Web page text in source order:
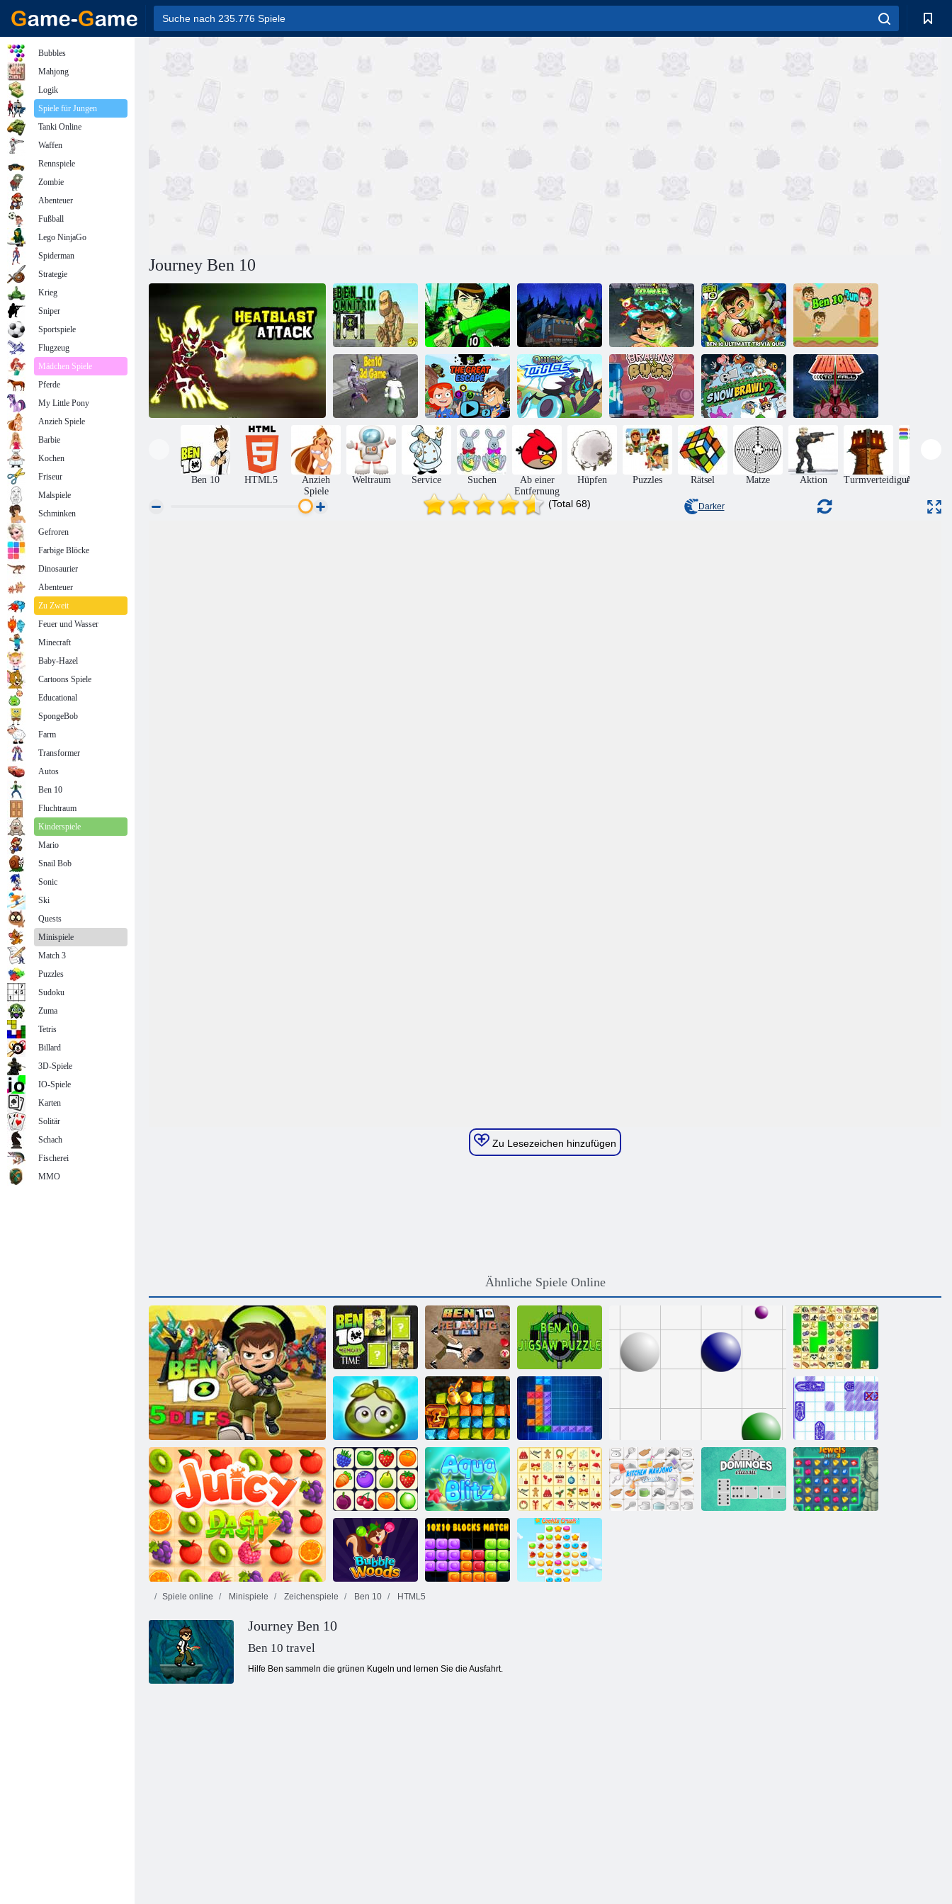
Journey Ben 10
Ben 10 Omnitrix
Ben 10 Hidden
Stars-
Herausforderung
Ben 10
Alienfänger
Ben 10 für
immer Turm
Ben 10
Ultimatives
Trivia-Quiz
Ben 10 Lauf
Ben 10 3D-Spiel
Ben 10 Die
große Flucht
Ben 10: Schnelle
Spur
Ben 10: Gehirne
gegen Käfer
Schneeschlacht
2
Ben 10 Zu groß
zum Fallen
Ben 10 HTML5
Anzieh
Spiele
Weltraum Service Suchen
Ab einer
Entfernung
Hüpfen Puzzles Rätsel Matze Aktion TurmverteidigungArkanoid
(Total 68) Darker
Zu Lesezeichen hinzufügen
Ähnliche Spiele Online
Ben 10 5 Diffs
Ben 10
Erinnerungszeit
Ben 10
Entspannend
Ben10-Puzzle Kris Mahjong
Abenteuer
saftigen Beeren
Goldrausch
Spiel
Ten Trix
Schiffe
Versenken
Onet Connect Aqua Blitz
KrisMas
Mahjong
Spiele online Minispiele Zeichenspiele Ben 10 HTML5
Journey Ben 10
Ben 10 travel
Hilfe Ben sammeln die grünen Kugeln und lernen Sie die Ausfahrt.
Bubbles
Mahjong
Logik
Spiele für Jungen
Tanki Online
Waffen
Rennspiele
Zombie
Abenteuer
Fußball
Lego NinjaGo
Spiderman
Strategie
Krieg
Sniper
Sportspiele
Flugzeug
Mädchen Spiele
Pferde
My Little Pony
Anzieh Spiele
Barbie
Kochen
Friseur
Malspiele
Schminken
Gefroren
Farbige Blöcke
Dinosaurier
Abenteuer
Zu Zweit
Feuer und Wasser
Minecraft
Baby-Hazel
Cartoons Spiele
Educational
SpongeBob
Farm
Transformer
Autos
Ben 10
Fluchtraum
Kinderspiele
Mario
Snail Bob
Sonic
Ski
Quests
Minispiele
Match 3
Puzzles
Sudoku
Zuma
Tetris
Billard
3D-Spiele
IO-Spiele
Karten
Solitär
Schach
Fischerei
MMO